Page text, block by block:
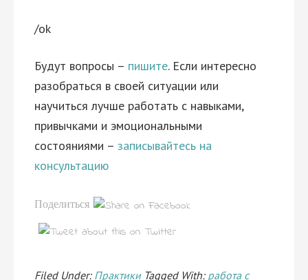
/ok
Будут вопросы – пишите. Если интересно
разобраться в своей ситуации или
научиться лучше работать с навыками,
привычками и эмоциональными
состояниями – записывайтесь на
консультацию
Поделиться
Filed Under: Практики Tagged With: работа с